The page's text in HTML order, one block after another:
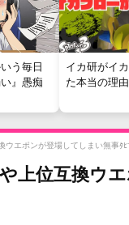
う毎日
』愚痴
イカ研がイ
た本当の理由
ウエポンが登場してしまい無事ﾀﾋ
上位互換ウ